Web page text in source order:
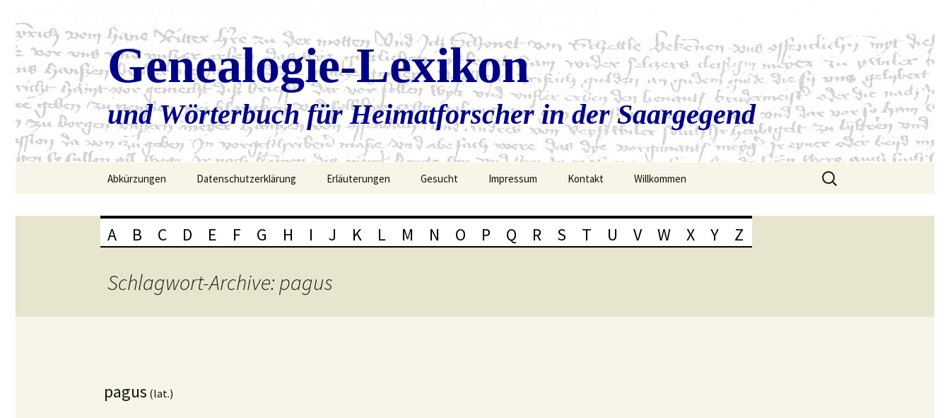
Genealogie-Lexikon
und Wörterbuch für Heimatforscher in der Saargegend
Abkürzungen Datenschutzerklärung Erläuterungen Gesucht Impressum Kontakt Willkommen
Suchen
nach:
A B C D E F G H I J K L M N O P Q R S T U V W X Y Z
Schlagwort-Archive: pagus
pagus (lat.)